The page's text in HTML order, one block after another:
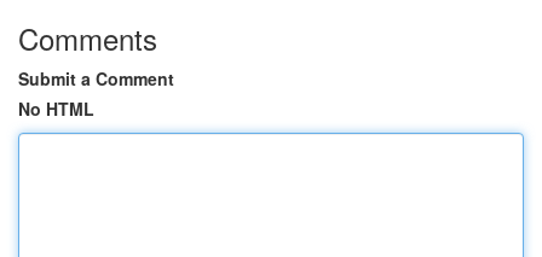
Comments
Submit a Comment
No HTML